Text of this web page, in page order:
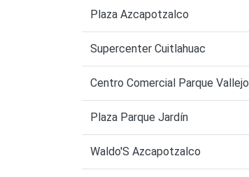
Plaza Azcapotzalco
Supercenter Cuitlahuac
Centro Comercial Parque Vallejo
Plaza Parque Jardín
Waldo'S Azcapotzalco